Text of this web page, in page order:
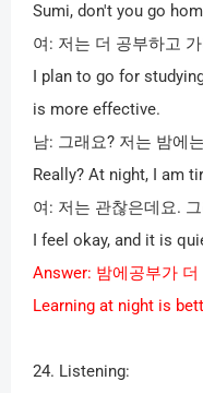
Sumi, don't you go
여 : 저는 더 공부하고
I plan to go for
is more effective.
남: 그래요? 저는 밤에
Really? At night, I am
여 : 저는 관찮은데요.
I feel okay, and it is
Answer: 밤에공부가
Learning at night is
24. Listening: